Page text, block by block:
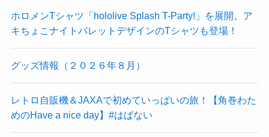
ホロメンTシャツ「hololive Splash T-Party!」を展開。ア
キちょこナイトパレットデザインのTシャツも登場！
グッズ情報（２０２６年８月）
レトロ自販機＆JAXAで初めていっぱいの旅！【角巻わた
めのHave a nice day】#はばない